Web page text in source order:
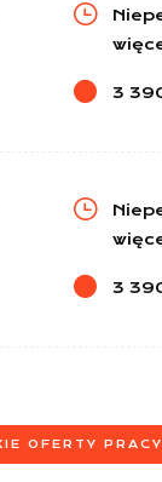
3
3
OFERTY PRACY